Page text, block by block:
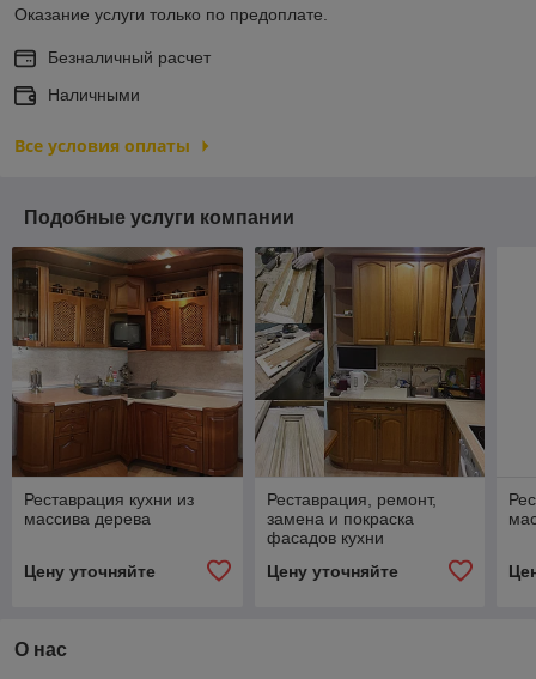
Оказание услуги только по предоплате.
Безналичный расчет
Наличными
Все условия оплаты
Подобные услуги компании
Реставрация кухни из
массива дерева
Цену уточняйте
Реставрация, ремонт,
замена и покраска
фасадов кухни
Цену уточняйте
О нас